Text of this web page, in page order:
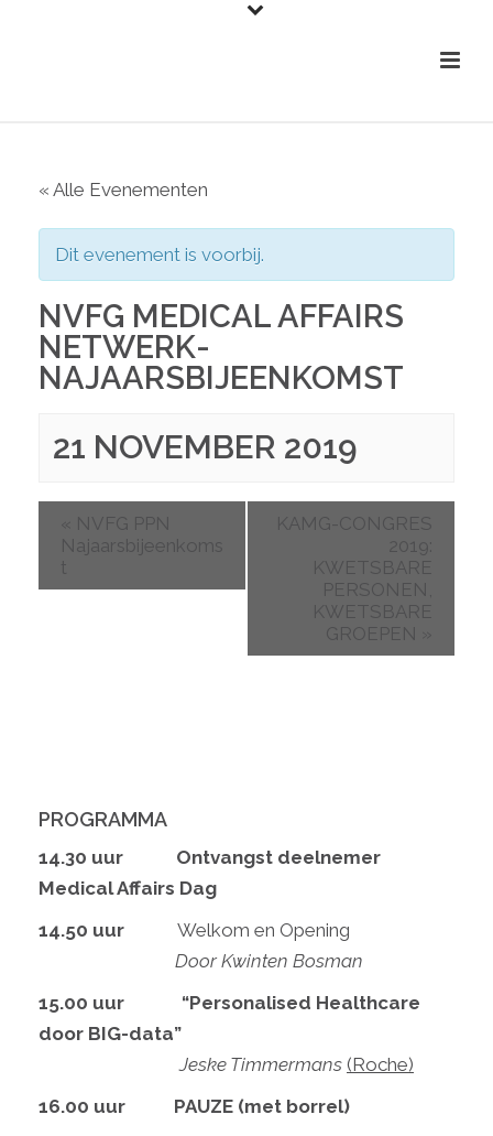
« Alle Evenementen
Dit evenement is voorbij.
NVFG MEDICAL AFFAIRS
NETWERK-
NAJAARSBIJEENKOMST
21 NOVEMBER 2019
«
NVFG PPN
Najaarsbijeenkoms
t
KAMG-CONGRES
2019:
KWETSBARE
PERSONEN,
KWETSBARE
GROEPEN
»
PROGRAMMA
14.30 uur
Ontvangst deelnemer
Medical Affairs Dag
14.50 uur Welkom en Opening
Door Kwinten Bosman
15.00 uur “Personalised Healthcare
door BIG-data”
Jeske Timmermans (Roche)
16.00 uur
PAUZE (met borrel)